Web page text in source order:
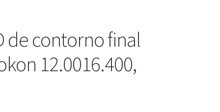
de contorno final
12.0016.400,